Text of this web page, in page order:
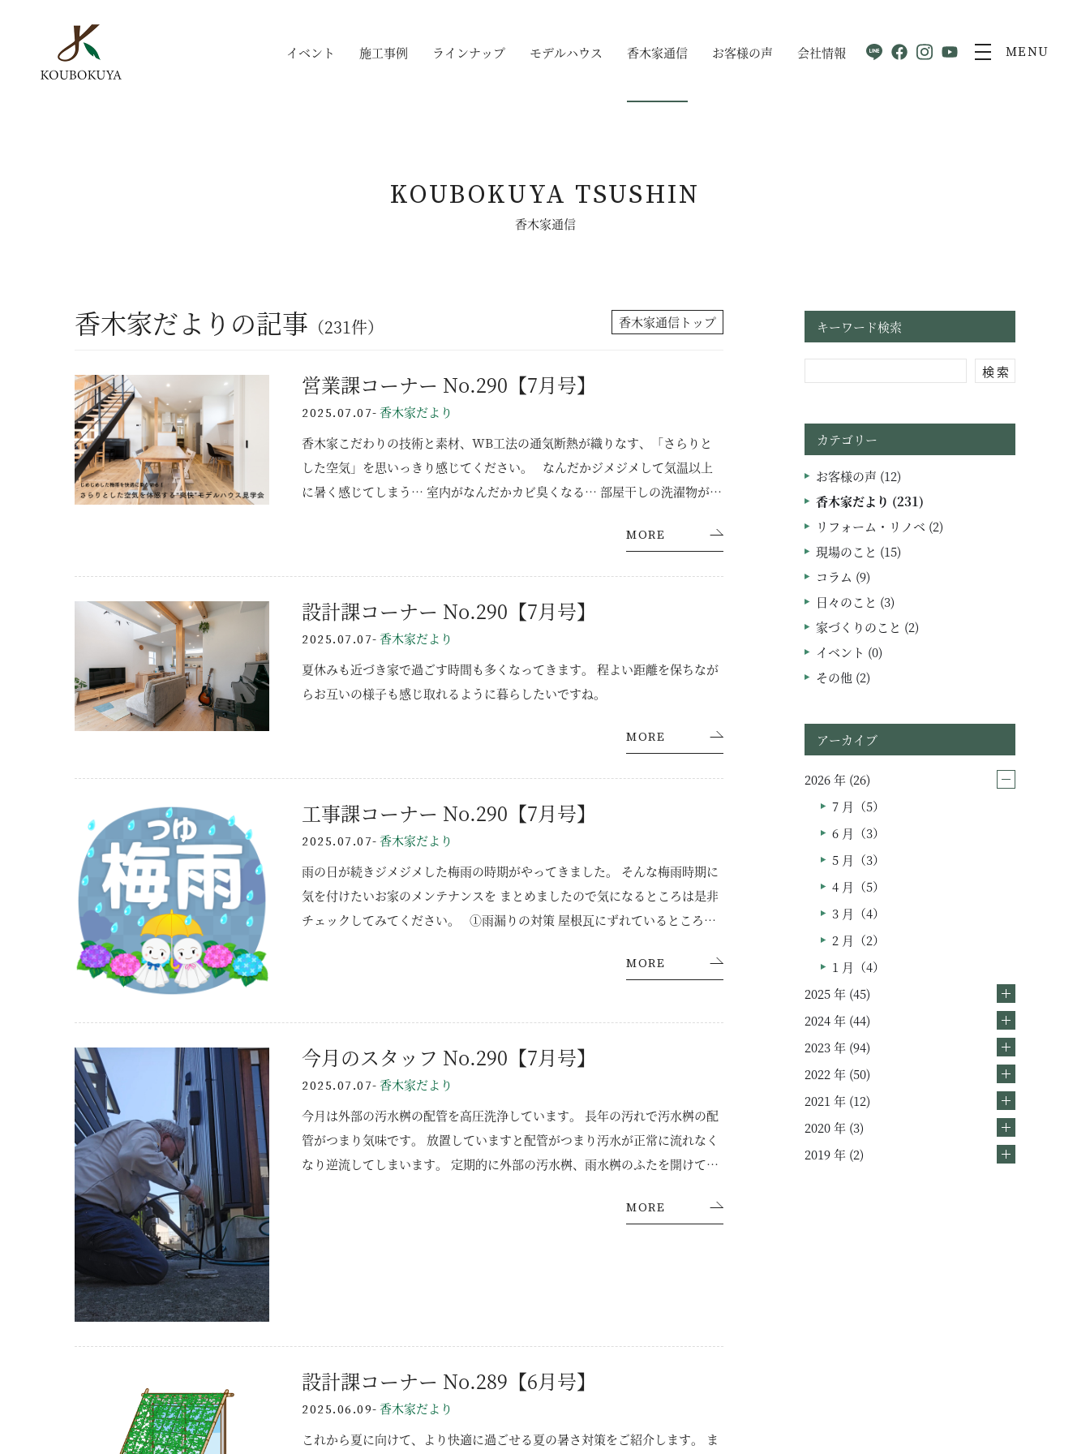
イベント 施工事例 ラインナップ モデルハウス 香木家通信 お客様の声 会社情報 MENU
ニュース
素材について
断熱工法
セレクトオーダー住宅
モデルハウス（KOUBOX）
香木家通信
ムービー
リノベーション
ペレットストーブ
よくある質問
会社情報
KOUBOKUYA TSUSHIN
香木家通信
香木家だよりの記事 （231件） 香木家通信トップ
営業課コーナー No.290【7月号】
2025.07.07-香木家だより
香木家こだわりの技術と素材、WB工法の通気断熱が織りなす、「さらりと
した空気」を思いっきり感じてください。 なんだかジメジメして気温以上
に暑く感じてしまう… 室内がなんだかカビ臭くなる… 部屋干しの洗濯物がな
ムに頼らず湿気を外に排出する機能があります。 それがWB工法×パッシブ
をタップまたはクリック↓ 【梅雨限定】さらりとした空気を体感する“爽
快”モデルハウス見学会
MORE
設計課コーナー No.290【7月号】
2025.07.07-香木家だより
夏休みも近づき家で過ごす時間も多くなってきます。 程よい距離を保ちなが
らお互いの様子も感じ取れるように暮らしたいですね。
MORE
工事課コーナー No.290【7月号】
2025.07.07-香木家だより
雨の日が続きジメジメした梅雨の時期がやってきました。 そんな梅雨時期に
気を付けたいお家のメンテナンスを まとめましたので気になるところは是非
チェックしてみてください。 ①雨漏りの対策 屋根瓦にずれているところが
気とカビの対策 湿度が高くなると部屋の隅などで気づかないうちにカビが発
トユがしっかり取付られていないことや、ゴミが溜まっている可能性があり
ます。 また、排水溝も同じでパイプの中に汚れが溜まっているとスムーズに
排水処理が出来ず溢れてくることもあります。 最近、訪問業者による点検工
事で高額な金額を請求される事例がありますのでご注意ください。 上記の
チェック項目で気になる項目がございましたら『香木家』にご連絡くださ
MORE
今月のスタッフ No.290【7月号】
2025.07.07-香木家だより
今月は外部の汚水桝の配管を高圧洗浄しています。 長年の汚れで汚水桝の配
管がつまり気味です。 放置していますと配管がつまり汚水が正常に流れなく
なり逆流してしまいます。 定期的に外部の汚水桝、雨水桝のふたを開けて確
MORE
設計課コーナー No.289【6月号】
2025.06.09-香木家だより
これから夏に向けて、より快適に過ごせる夏の暑さ対策をご紹介します。 ま
キーワード検索
検 索
カテゴリー
お客様の声 (12)
香木家だより (231)
リフォーム・リノベ (2)
現場のこと (15)
コラム (9)
日々のこと (3)
家づくりのこと (2)
イベント (0)
その他 (2)
アーカイブ
2026 年 (26)
7 月（5）
6 月（3）
5 月（3）
4 月（5）
3 月（4）
2 月（2）
1 月（4）
2025 年 (45)
2024 年 (44)
2023 年 (94)
2022 年 (50)
2021 年 (12)
2020 年 (3)
2019 年 (2)